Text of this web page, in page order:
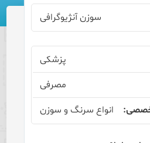
سوزن آنژیوگرافی
پزشکی
مصرفی
انواع سرنگ و سوزن